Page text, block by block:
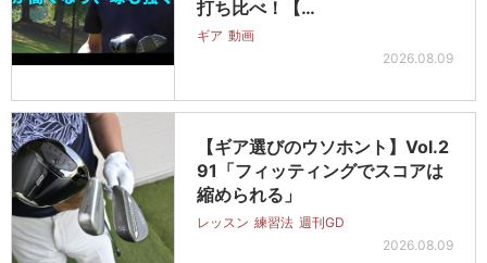
打ち比べ！【…
ギア 動画
2026.08.09
【ギア選びのウソホント】Vol.2
91「フィッティングでスコアは
縮められる」
レッスン 練習法 週刊GD
2026.08.09